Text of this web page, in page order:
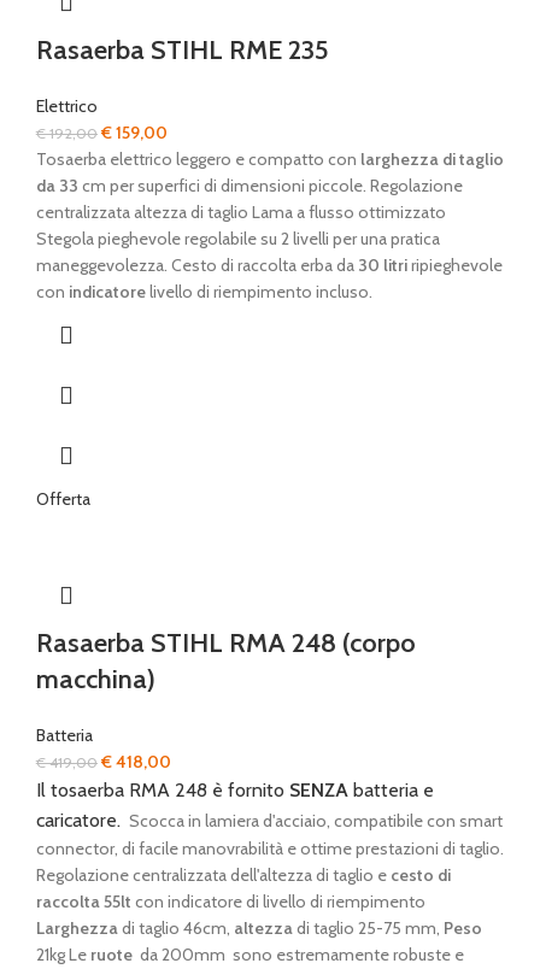
Rasaerba STIHL RME 235
Elettrico
€192,00Il
prezzo
originale
era:
€ 192,00.
€159,00
prezzo
attuale
è:
€ 159,00.
Tosaerba elettrico leggero e compatto con larghezza di taglio
da 33 cm per superfici di dimensioni piccole. Regolazione
centralizzata altezza di taglio Lama a flusso ottimizzato
Stegola pieghevole regolabile su 2 livelli per una pratica
maneggevolezza. Cesto di raccolta erba da 30 litriripieghevole
con indicatorelivello di riempimento incluso.
Offerta
Rasaerba STIHL RMA 248 (corpo
macchina)
Batteria
€419,00Il
prezzo
originale
€ 419,00.
€418,00
prezzo
attuale
€ 418,00.
Il tosaerba RMA 248 è fornito SENZA batteria e
caricatore. Scocca in lamiera d'acciaio, compatibile con smart
connector, di facile manovrabilità e ottime prestazioni di taglio.
Regolazione centralizzata dell'altezza di taglio e cesto di
raccolta 55lt con indicatore di livello di riempimento
Larghezzadi taglio 46cm, altezzadi taglio 25-75 mm, Peso
21kg Le ruote da 200mm sono estremamente robuste e